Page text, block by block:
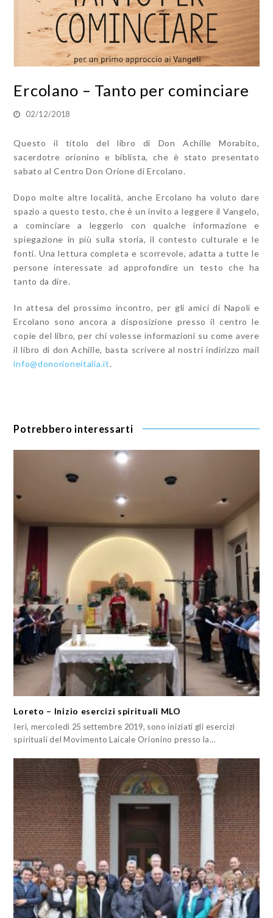
Ercolano – Tanto per cominciare
02/12/2018
Questo il titolo del libro di Don Achille Morabito,
sacerdotre orionino e biblista, che è stato presentato
sabato al Centro Don Orione di Ercolano.
Dopo molte altre località, anche Ercolano ha voluto dare
spazio a questo testo, che è un invito a leggere il Vangelo,
a cominciare a leggerlo con qualche informazione e
spiegazione in più sulla storia, il contesto culturale e le
fonti. Una lettura completa e scorrevole, adatta a tutte le
persone interessate ad approfondire un testo che ha
tanto da dire.
In attesa del prossimo incontro, per gli amici di Napoli e
Ercolano sono ancora a disposizione presso il centro le
copie del libro, per chi volesse informazioni su come avere
il libro di don Achille, basta scrivere al nostri indirizzo mail
info@donorioneitalia.it.
Potrebbero interessarti
Loreto – Inizio esercizi spirituali MLO
Ieri, mercoledì 25 settembre 2019, sono iniziati gli esercizi
spirituali del Movimento Laicale Orionino presso la…